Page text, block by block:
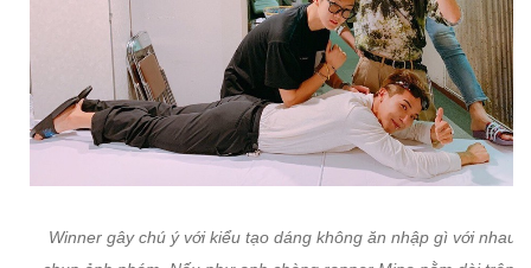
Winner gây chú ý với kiểu tạo dáng không ăn nhập gì với nhau